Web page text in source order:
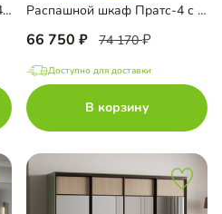
Распашной шкаф Ронкола-4 с антресолью Распашной шкаф Пратс-4 с зеркалом
66 750 74 170
Доступно для доставки
В корзину